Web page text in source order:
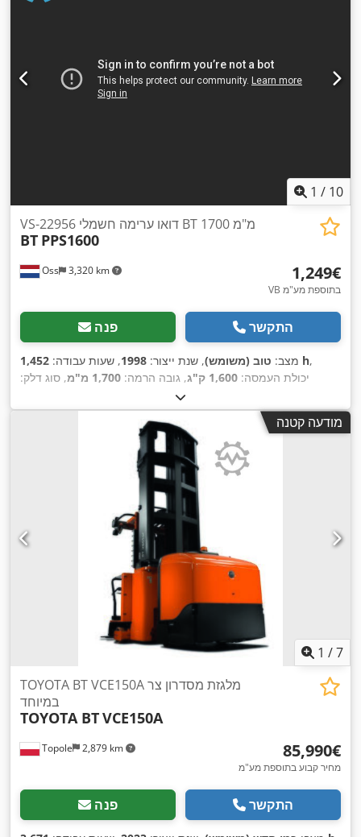
1 / 10
Oss 3,320 km
VS-22956 דואו ערימה חשמלי BT 1700 מ"מ
BT PPS1600
‏1,249 ‏€
VB בתוספת מע"מ
פנה התקשר
מצב: טוב (משומש), שנת ייצור: 1998, שעות עבודה: 1,452 h,
יכולת העמסה: 1,600 ק"ג , גובה הרמה: 1,700 מ"מ
, סוג דלק:
, משקל עצמי:
1,452 ק"מ,
מודעה קטנה
1 /7
Topole 2,879 km
TOYOTA BT VCE150A מלגזת מסדרון צר
במיוחד
TOYOTA BTVCE150A
‏85,990 ‏€
מחיר קבוע בתוספת מע"מ
פנה התקשר